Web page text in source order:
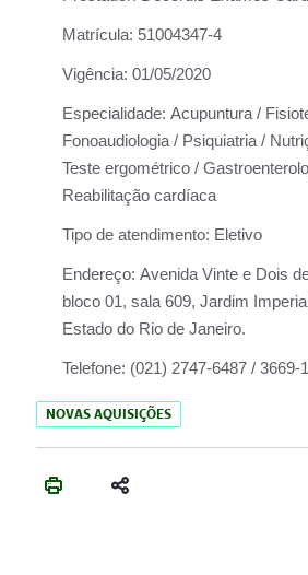
Matrícula: 51004347-4
Vigência: 01/05/2020
Especialidade: Acupuntura /
Fonoaudiologia / Psiquiatria /
Teste ergométrico /
Reabilitação cardíaca
Tipo de atendimento: Eletivo
Endereço: Avenida Vinte e Dois
bloco 01, sala 609, Jardim
Estado do Rio de Janeiro.
Telefone: (021) 2747-6487 / 3669-
NOVAS AQUISIÇÕES